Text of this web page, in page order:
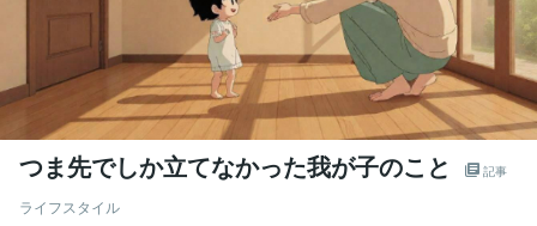
つま先でしか立てなかった我が子のこと 記事
ライフスタイル